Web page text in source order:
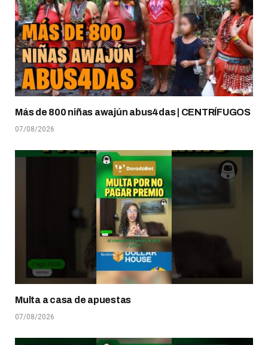
Más de 800 niñas awajún abus4das | CENTRÍFUGOS
07/08/2026
Multa a casa de apuestas
07/08/2026